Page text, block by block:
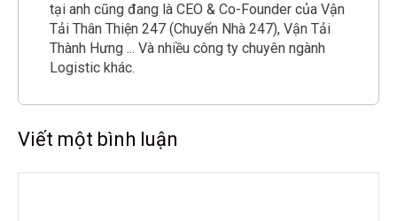
tại anh cũng đang là CEO & Co-Founder của Vận
Tải Thân Thiện 247 (Chuyển Nhà 247), Vận Tải
Thành Hưng ... Và nhiều công ty chuyên ngành
Logistic khác.
Viết một bình luận